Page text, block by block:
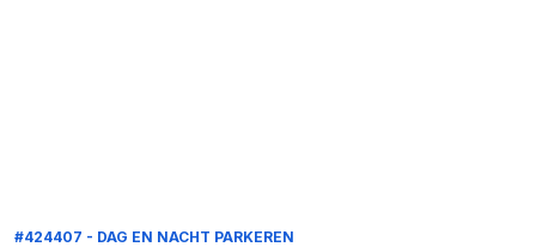
#424407 - DAG EN NACHT PARKEREN